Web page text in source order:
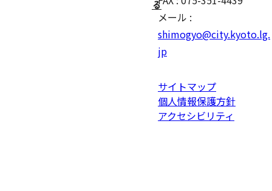
る
メール :
shimogyo@city.kyoto.lg.
jp
サイトマップ
個人情報保護方針
アクセシビリティ